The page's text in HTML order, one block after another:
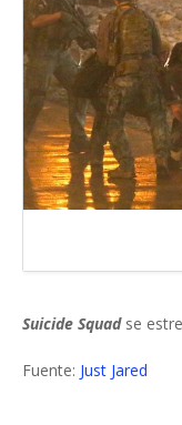
Suicide Squadse
Fuente: Just Jared